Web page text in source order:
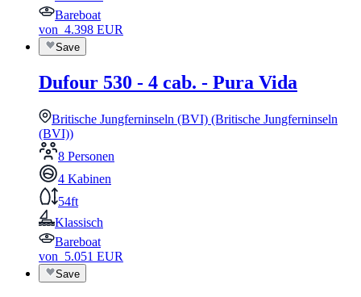
Bareboat
von 4.398 EUR
Save
Dufour 530 - 4 cab. - Pura Vida
Britische Jungferninseln (BVI) (Britische Jungferninseln
(BVI))
8 Personen
4 Kabinen
54ft
Klassisch
Bareboat
von 5.051 EUR
Save